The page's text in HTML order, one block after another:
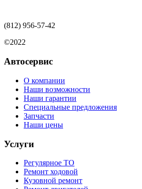
(812) 956-57-42
©2022
Автосервис
О компании
Наши возможности
Наши гарантии
Специальные предложения
Запчасти
Наши цены
Услуги
Регулярное ТО
Ремонт ходовой
Кузовной ремонт